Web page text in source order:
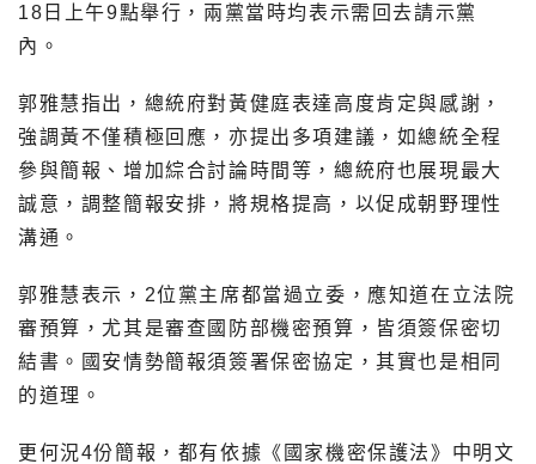
18日上午9點舉行，兩黨當時均表示需回去請示黨
內。
郭雅慧指出，總統府對黃健庭表達高度肯定與感謝，
強調黃不僅積極回應，亦提出多項建議，如總統全程
參與簡報、增加綜合討論時間等，總統府也展現最大
誠意，調整簡報安排，將規格提高，以促成朝野理性
溝通。
郭雅慧表示，2位黨主席都當過立委，應知道在立法院
審預算，尤其是審查國防部機密預算，皆須簽保密切
結書。國安情勢簡報須簽署保密協定，其實也是相同
的道理。
更何況4份簡報，都有依據《國家機密保護法》中明文